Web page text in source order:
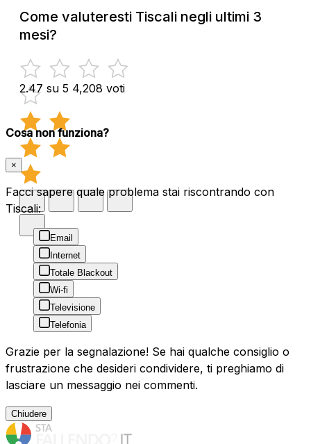
Come valuteresti Tiscali negli ultimi 3
mesi?
2.47 su 5 4,208 voti
Cosa non funziona?
×
Facci sapere quale problema stai riscontrando con
Tiscali:
Email
Internet
Totale Blackout
Wi-fi
Televisione
Telefonia
Grazie per la segnalazione! Se hai qualche consiglio o
frustrazione che desideri condividere, ti preghiamo di
lasciare un messaggio nei commenti.
Chiudere